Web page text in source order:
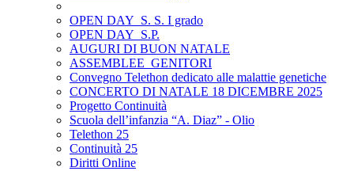
OPEN DAY_S. S. I grado
OPEN DAY_S.P.
AUGURI DI BUON NATALE
ASSEMBLEE_GENITORI
Convegno Telethon dedicato alle malattie genetiche
CONCERTO DI NATALE 18 DICEMBRE 2025
Progetto Continuità
Scuola dell’infanzia “A. Diaz” - Olio
Telethon 25
Continuità 25
Diritti Online